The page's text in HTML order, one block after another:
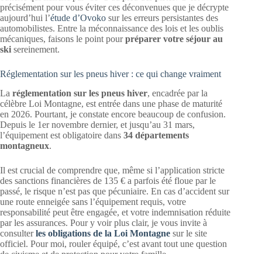
précisément pour vous éviter ces déconvenues que je décrypte
aujourd’hui l’étude d’Ovoko sur les erreurs persistantes des
automobilistes. Entre la méconnaissance des lois et les oublis
mécaniques, faisons le point pourpréparer votre séjour au
ski sereinement.
Réglementation sur les pneus hiver : ce qui change vraiment
La réglementation sur les pneus hiver, encadrée par la
célèbre Loi Montagne, est entrée dans une phase de maturité
en 2026. Pourtant, je constate encore beaucoup de confusion.
Depuis le 1er novembre dernier, et jusqu’au 31 mars,
l’équipement est obligatoire dans 34 départements
montagneux.
Il est crucial de comprendre que, même si l’application stricte
des sanctions financières de 135 € a parfois été floue par le
passé, le risque n’est pas que pécuniaire. En cas d’accident sur
une route enneigée sans l’équipement requis, votre
responsabilité peut être engagée, et votre indemnisation réduite
par les assurances. Pour y voir plus clair, je vous invite à
consulterles obligations de la Loi Montagne sur le site
officiel. Pour moi, rouler équipé, c’est avant tout une question